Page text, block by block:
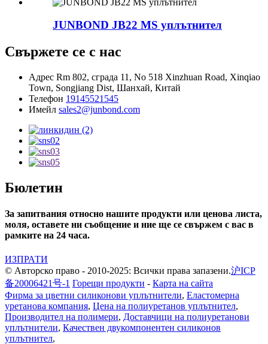
JUNBOND JB22 MS уплътнител
Свържете се с нас
Адрес Rm 802, сграда 11, No 518 Xinzhuan Road, Xinqiao
Town, Songjiang Dist, Шанхай, Китай
Телефон 19145521545
Имейл sales2@junbond.com
Бюлетин
За запитвания относно нашите продукти или ценова листа,
моля, оставете ни съобщение и ние ще се свържем с вас в
рамките на 24 часа.
ИЗПРАТИ
© Авторско право - 2010-2025: Всички права запазени.沪ICP
备20006421号-1 Горещи продукти - Карта на сайта
Фирма за цветни силиконови уплътнители, Еластомерна
уретанова компания, Цена на полиуретанов уплътнител,
Производител на полимери, Доставчици на полиуретанови
уплътнители, Качествен двукомпонентен силиконов
уплътнител,